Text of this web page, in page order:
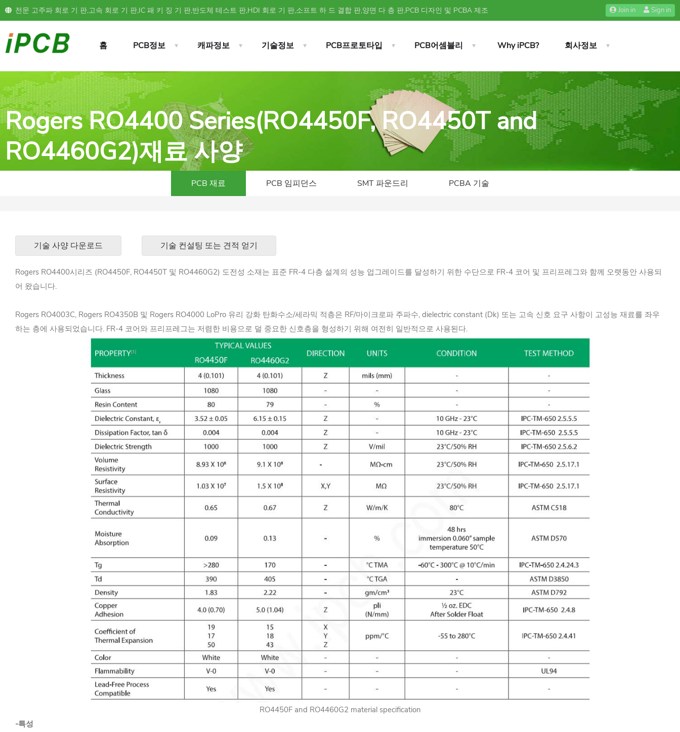
전문 고주파 회로 기 판,고속 회로 기 판,IC 패 키 징 기 판,반도체 테스트 판,HDI 회로 기 판,소프트 하 드 결합 판,양면 다 층 판,PCB 디자인 및 PCBA 제조 Join in Sign in
홈 PCB정보 캐파정보 기술정보 PCB프로토타입 PCB어셈블리 Why iPCB? 회사정보
Rogers RO4400 Series(RO4450F, RO4450T and
RO4460G2)재료 사양
PCB 재료 PCB 임피던스 SMT 파운드리 PCBA 기술
기술 사양 다운로드 기술 컨설팅 또는 견적 얻기
Rogers RO4400시리즈 (RO4450F, RO4450T 및 RO4460G2) 도전성 소재는 표준 FR-4 다층 설계의 성능 업그레이드를 달성하기 위한 수단으로 FR-4 코어 및 프리프레그와 함께 오랫동안 사용되
어 왔습니다.
Rogers RO4003C, Rogers RO4350B 및 Rogers RO4000 LoPro 유리 강화 탄화수소/세라믹 적층은 RF/마이크로파 주파수, dielectric constant (Dk) 또는 고속 신호 요구 사항이 고성능 재료를 좌우
하는 층에 사용되었습니다. FR-4 코어와 프리프레그는 저렴한 비용으로 덜 중요한 신호층을 형성하기 위해 여전히 일반적으로 사용된다.
RO4450F and RO4460G2 material specification
-특성